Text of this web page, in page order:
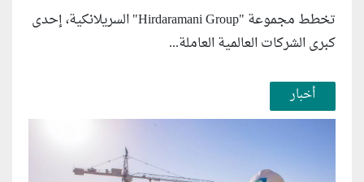
تخطط مجموعة "Hirdaramani Group" السريلانكية، إحدى
كبرى الشركات العالمية العاملة...
أخبار